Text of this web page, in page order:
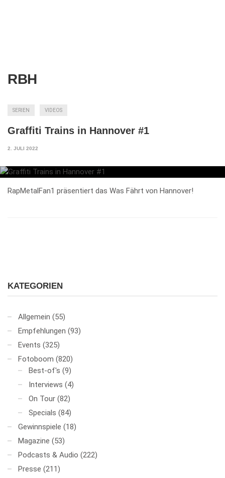
RBH
SERIEN VIDEOS
Graffiti Trains in Hannover #1
2. JULI 2022
RapMetalFan1 präsentiert das Was Fährt von Hannover!
KATEGORIEN
Allgemein (55)
Empfehlungen (93)
Events (325)
Fotoboom (820)
Best-of's (9)
Interviews (4)
On Tour (82)
Specials (84)
Gewinnspiele (18)
Magazine (53)
Podcasts & Audio (222)
Presse (211)